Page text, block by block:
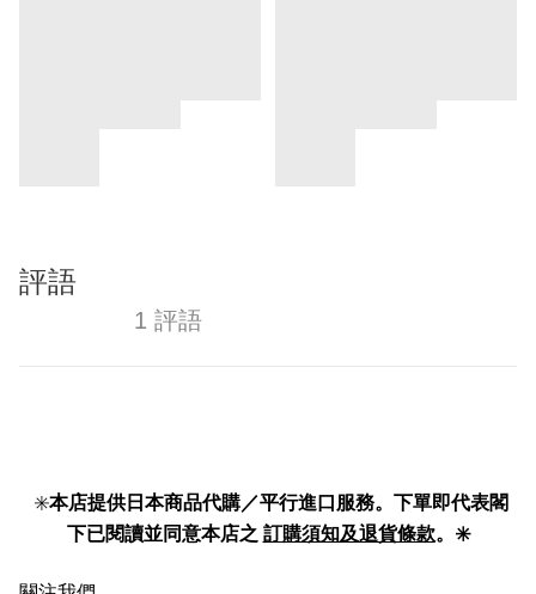
評語
1 評語
✳️本店提供日本商品代購／平行進口服務。下單即代表閣
下已閱讀並同意本店之 訂購須知及退貨條款。✳️